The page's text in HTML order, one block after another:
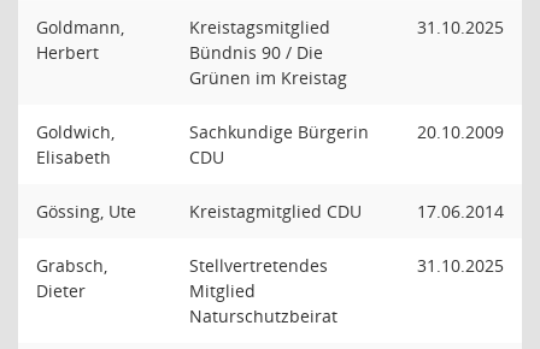
Goldmann,
Herbert
Kreistagsmitglied
Bündnis 90 / Die
Grünen im Kreistag
31.10.2025
Goldwich,
Elisabeth
Sachkundige Bürgerin
CDU
20.10.2009
Gössing, Ute Kreistagmitglied CDU 17.06.2014
Grabsch,
Dieter
Stellvertretendes
Mitglied
Naturschutzbeirat
31.10.2025